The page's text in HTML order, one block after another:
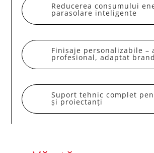
Reducerea consumului
parasolare inteligente
Finisaje personalizabile –
profesional, adaptat
Suport tehnic complet
și proiectanți